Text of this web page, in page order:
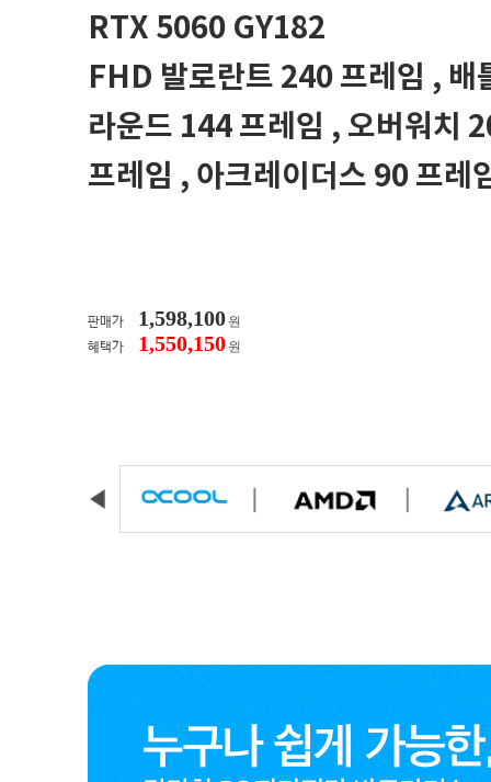
RTX 5060 GY182
FHD 발로란트 240 프레임 , 배
라운드 144 프레임 , 오버워치
프레임 , 아크레이더스 90 프레
판매가 1,598,100 원
혜택가
1,550,150 원